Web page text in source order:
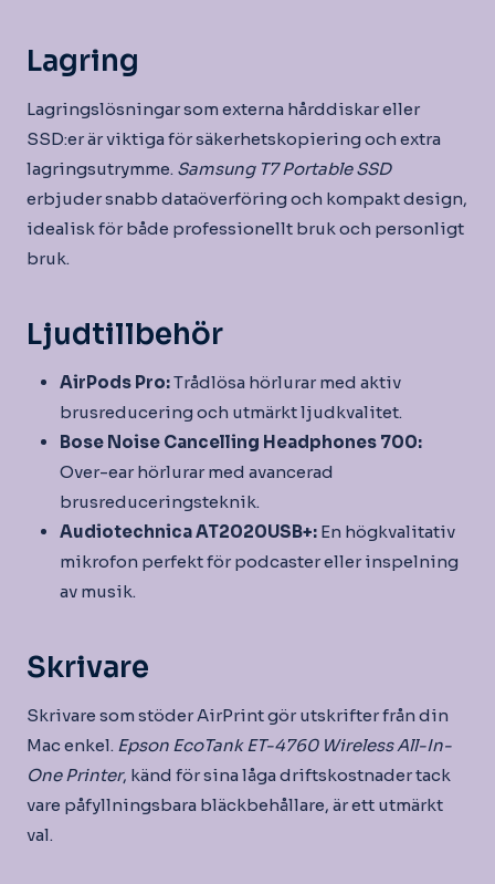
Lagring
Lagringslösningar som externa hårddiskar eller
SSD:er är viktiga för säkerhetskopiering och extra
lagringsutrymme. Samsung T7 Portable SSD
erbjuder snabb dataöverföring och kompakt design,
idealisk för både professionellt bruk och personligt
bruk.
Ljudtillbehör
AirPods Pro:Trådlösa hörlurar med aktiv
brusreducering och utmärkt ljudkvalitet.
Bose Noise Cancelling Headphones 700:
Over-ear hörlurar med avancerad
brusreduceringsteknik.
Audiotechnica AT2020USB+: En högkvalitativ
mikrofon perfekt för podcaster eller inspelning
av musik.
Skrivare
Skrivare som stöder AirPrint gör utskrifter från din
Mac enkel. Epson EcoTank ET-4760 Wireless All-In-
One Printer, känd för sina låga driftskostnader tack
vare påfyllningsbara bläckbehållare, är ett utmärkt
val.